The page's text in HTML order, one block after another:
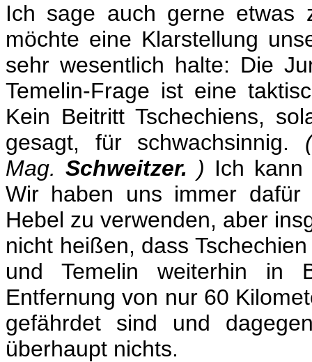
Ich sage auch gerne etwas
möchte eine Klarstellung
sehr wesentlich halte: Die
Temelin-Frage ist eine
Kein Beitritt Tschechiens,
gesagt, für schwachsinnig.
Mag. Schweitzer. ) Ich
Wir haben uns immer dafür
Hebel zu verwenden, aber
nicht heißen, dass
und Temelin weiterhin in
Entfernung von nur 60
gefährdet sind und
überhaupt nichts.